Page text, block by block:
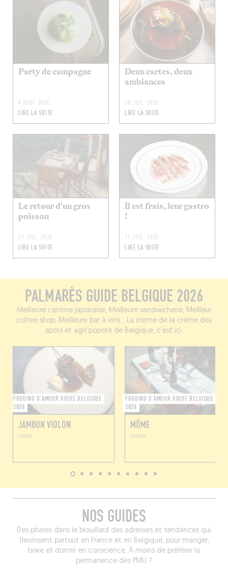
Party de campagne
4 AOÛT 2026
LIRE LA SUITE
Deux cartes, deux
ambiances
28 JUIL. 2026
LIRE LA SUITE
Le retour d'un gros
poisson
21 JUIL. 2026
LIRE LA SUITE
Il est frais, leur gastro
!
14 JUIL. 2026
LIRE LA SUITE
PALMARÈS GUIDE BELGIQUE 2026
Meilleure cantine japonaise, Meilleure sandwicherie, Meilleur
coffee shop, Meilleure bar à vins... La crème de la crème des
spots et agit’popote de Belgique, c’est ici.
FOODING D'AMOUR GUIDE BELGIQUE
2026
JAMBON VIOLON
Liège
FOODING D'AMOUR GUIDE BELGIQUE
2026
MÔME
Ixelles
NOS GUIDES
Des phares dans le brouillard des adresses et tendances qui
fleurissent partout en France et en Belgique, pour manger,
boire et dormir en conscience. À moins de préférer la
permanence des PMU ?